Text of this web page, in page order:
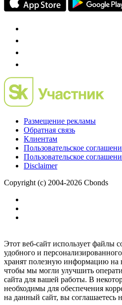
Размещение рекламы
Обратная связь
Клиентам
Пользовательское
Пользовательское
Disclaimer
Copyright (c) 2004-2026 Cbonds
Этот веб-сайт использует файлы
удобного и
хранят полезную информацию на
чтобы мы могли улучшить
сайта для вашей работы. В
необходимы для обеспечения
на данный сайт, вы соглашаетесь